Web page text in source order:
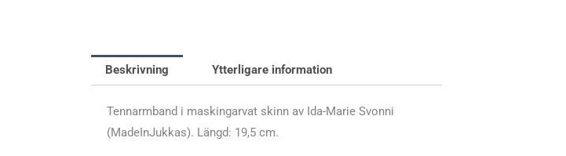
Beskrivning Ytterligare information
Tennarmband i maskingarvat skinn av Ida-Marie Svonni
(MadeInJukkas). Längd: 19,5 cm.